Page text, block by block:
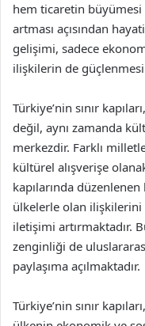
hem ticaretin büyümesi
artması açısından
gelişimi, sadece
ilişkilerin de
Türkiye’nin sınır
değil, aynı zamanda
merkezdir. Farklı
kültürel alışverişe
kapılarında
ülkelerle olan ilişkilerini
iletişimi artırmaktadır.
zenginliği de
paylaşıma açılmaktadır.
Türkiye’nin sınır